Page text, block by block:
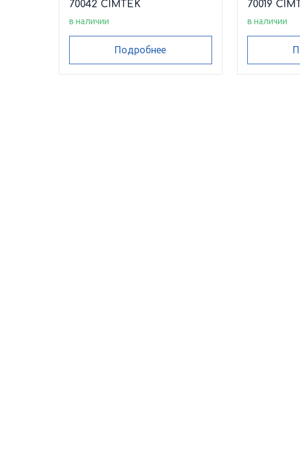
70042 CIMTEK
в наличии
Подробнее
70019
в наличии